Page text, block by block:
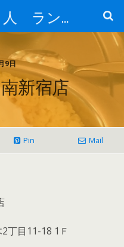
ランチ食べ歩き人 ランチパスポートで美味しいランチ 安い 贅沢 おいしい
9日
新宿店
Pin Mail
丁目11-18 1Ｆ